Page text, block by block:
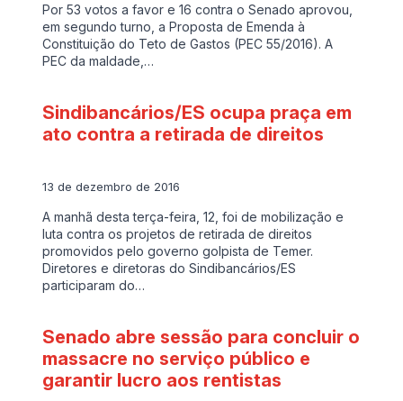
Por 53 votos a favor e 16 contra o Senado aprovou,
em segundo turno, a Proposta de Emenda à
Constituição do Teto de Gastos (PEC 55/2016). A
PEC da maldade,…
Sindibancários/ES ocupa praça em
ato contra a retirada de direitos
13 de dezembro de 2016
A manhã desta terça-feira, 12, foi de mobilização e
luta contra os projetos de retirada de direitos
promovidos pelo governo golpista de Temer.
Diretores e diretoras do Sindibancários/ES
participaram do…
Senado abre sessão para concluir o
massacre no serviço público e
garantir lucro aos rentistas